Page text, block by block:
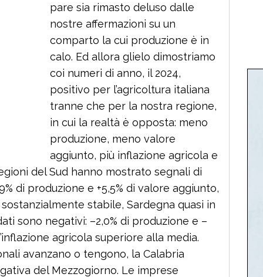
pare sia rimasto deluso dalle
nostre affermazioni su un
comparto la cui produzione è in
calo. Ed allora glielo dimostriamo
coi numeri di anno, il 2024,
positivo per l’agricoltura italiana
tranne che per la nostra regione,
in cui la realtà è opposta: meno
produzione, meno valore
aggiunto, più inflazione agricola e
del Sud hanno mostrato segnali di
di produzione e +5,5% di valore aggiunto,
sostanzialmente stabile, Sardegna quasi in
sono negativi: –2,0% di produzione e –
agricola superiore alla media.
avanzano o tengono, la Calabria
del Mezzogiorno. Le imprese